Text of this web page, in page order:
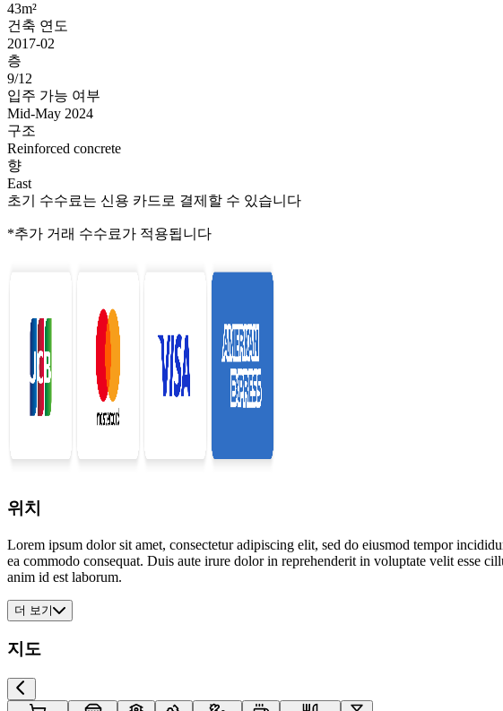
43m²
건축 연도
2017-02
층
9/12
입주 가능 여부
Mid-May 2024
구조
Reinforced concrete
향
East
초기 수수료는 신용 카드로 결제할 수 있습니다
*추가 거래 수수료가 적용됩니다
위치
Lorem ipsum dolor sit amet, consectetur adipiscing elit, sed do eiusmod tempor
ea commodo consequat. Duis aute irure dolor in reprehenderit in voluptate velit esse
anim id est laborum.
더 보기
지도